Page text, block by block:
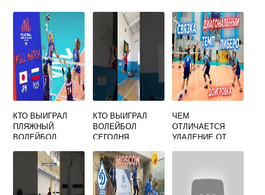
КТО ВЫИГРАЛ
ПЛЯЖНЫЙ
ВОЛЕЙБОЛ
КТО ВЫИГРАЛ
ВОЛЕЙБОЛ
СЕГОДНЯ
ЧЕМ
ОТЛИЧАЕТСЯ
УДАЛЕНИЕ ОТ